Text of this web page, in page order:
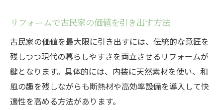
リフォームで古民家の価値を引き出す方法
古民家の価値を最大限に引き出すには、伝統的な意匠を
残しつつ現代の暮らしやすさを両立させるリフォームが
鍵となります。具体的には、内装に天然素材を使い、和
風の趣を残しながらも断熱材や高効率設備を導入して快
適性を高める方法があります。